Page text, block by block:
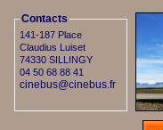
Contacts
141-187 Place
Claudius Luiset
74330 SILLINGY
04 50 68 88 41
cinebus@cinebus.fr